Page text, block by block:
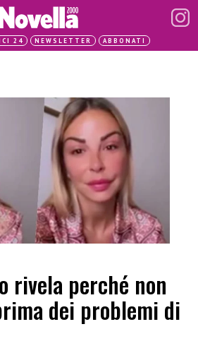
24 NEWSLETTER ABBONATI
rivela perché non
dei problemi di